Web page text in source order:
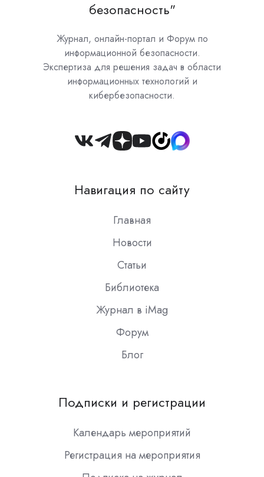
безопасность"
Журнал, онлайн-портал и Форум по
информационной безопасности.
Экспертиза для решения задач в области
информационных технологий и
кибербезопасности.
Join
Slack
Навигация по сайту
Главная
Новости
Статьи
Библиотека
Журнал в iMag
Форум
Блог
Подписки и регистрации
Календарь мероприятий
Регистрация на мероприятия